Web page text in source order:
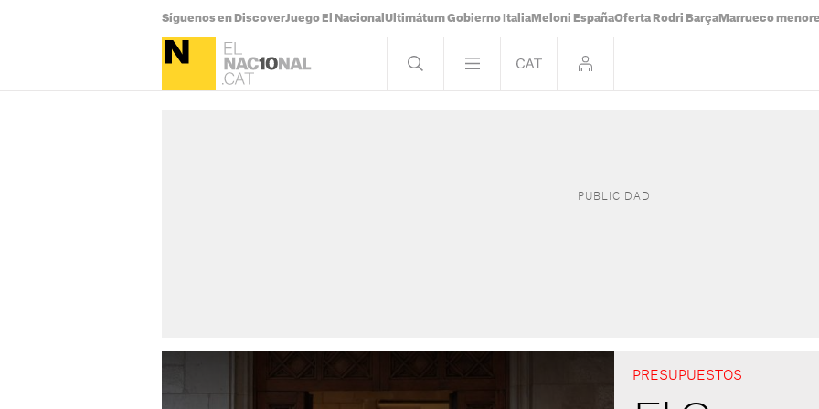
Síguenos en DiscoverJuego El Nacional Ultimátum Gobierno Italia Meloni EspañaOferta Rodri Barça Marrueco
PRESUPUESTOS